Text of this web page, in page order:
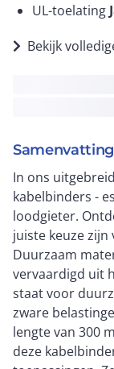
UL-toelating
Bekijk
Samenvatting
In ons
kabelbinders -
loodgieter.
juiste keuze
Duurzaam
vervaardigd uit
staat voor
zware
lengte van 300
deze